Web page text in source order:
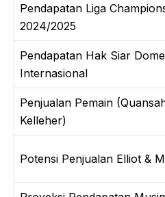
Pendapatan Liga
2024/2025
Pendapatan Hak Siar
Internasional
Penjualan Pemain
Kelleher)
Potensi Penjualan Elliot &